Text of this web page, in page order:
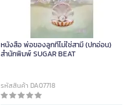
หนังสือ พ่อของลูกที่ไม่ใช่สามี (ปกอ่อน)
สำนักพิมพ์ SUGAR BEAT
รหัสสินค้า DA07718